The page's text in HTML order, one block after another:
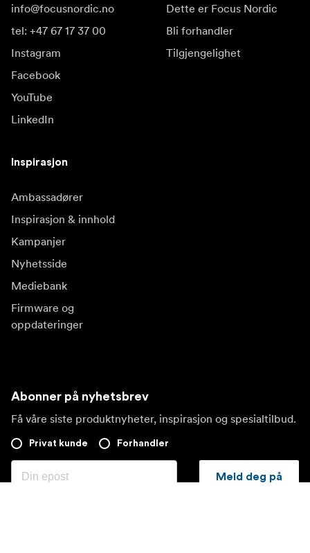
info@focusnordic.no
tel: +47 67 17 37 00
Instagram
Facebook
YouTube
LinkedIn
Dette er Focus Nordic
Bli forhandler
Tilgjengelighet
Inspirasjon
Ambassadører
Inspirasjon & innhold
Kampanjer
Nyhetsside
Mediebank
Firmware og
oppdateringer
Abonner på nyhetsbrev
Få våre siste produktnyheter, inspirasjon og spesialtilbud.
Privat kunde Forhandler
Meld deg på